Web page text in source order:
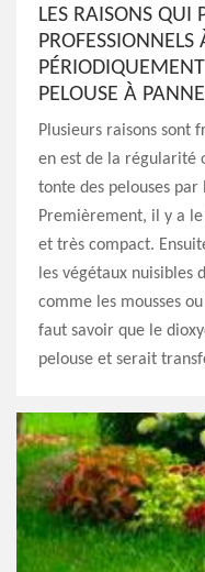
LES RAISONS QUI
PELOUSE À
Plusieurs raisons sont
en est de la régularité
tonte des pelouses
Premièrement, il y a
et très compact.
les végétaux nuisibles
comme les mousses
faut savoir que le
pelouse et serait